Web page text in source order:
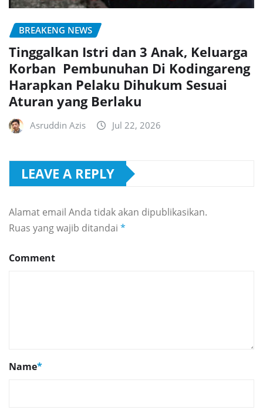
BREAKENG NEWS
Tinggalkan Istri dan 3 Anak, Keluarga
Korban Pembunuhan Di Kodingareng
Harapkan Pelaku Dihukum Sesuai
Aturan yang Berlaku
Asruddin Azis Jul 22, 2026
LEAVE A REPLY
Alamat email Anda tidak akan dipublikasikan.
Ruas yang wajib ditandai *
Comment
Name*